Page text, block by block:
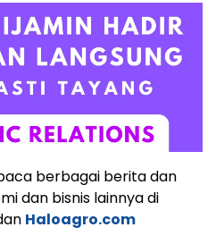
berbagai berita dan
dan bisnis lainnya di
Haloagro.com